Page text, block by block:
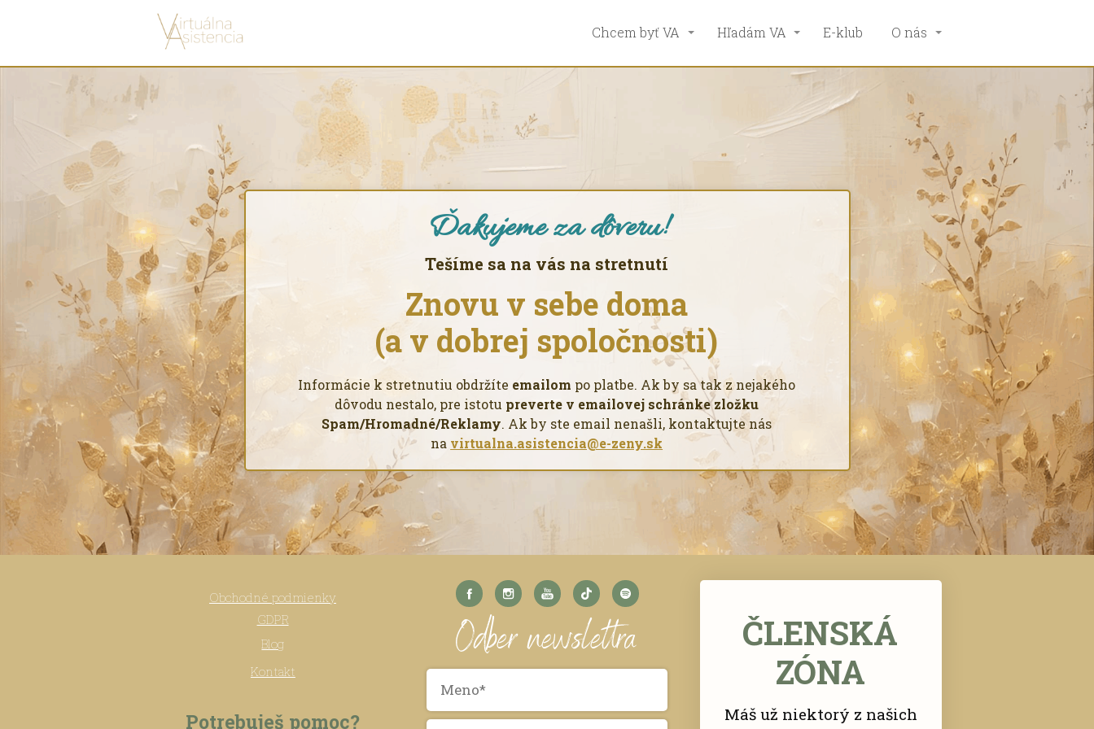
Chcem byť VA Hľadám VA E-klub O nás
Ďakujeme za dôveru!
Tešíme sa na vás na stretnutí
Znovu v sebe doma
(a v dobrej spoločnosti)
Informácie k stretnutiu obdržíte emailom po platbe. Ak by sa tak z nejakého
dôvodu nestalo, pre istotu preverte v emailovej schránke zložku
Spam/Hromadné/Reklamy. Ak by ste email nenašli, kontaktujte nás
na virtualna.asistencia@e-zeny.sk
Obchodné podmienky
GDPR
Blog
Kontakt
Potrebuješ pomoc?
Odber newslettra
ČLENSKÁ
ZÓNA
Máš už niektorý z našich